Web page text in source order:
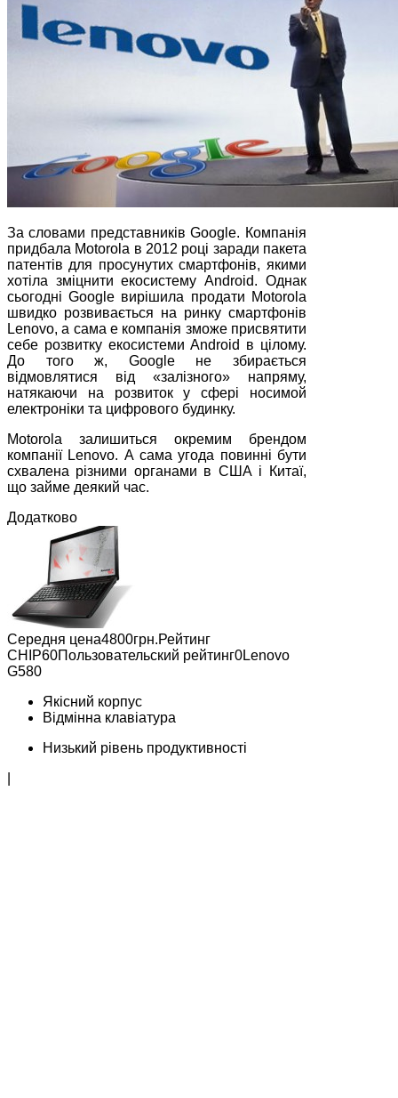
За словами представників Google. Компанія
придбала Motorola в 2012 році заради пакета
патентів для просунутих смартфонів, якими
хотіла зміцнити екосистему Android. Однак
сьогодні Google вирішила продати Motorola
швидко розвивається на ринку смартфонів
Lenovo, а сама е компанія зможе присвятити
себе розвитку екосистеми Android в цілому.
До того ж, Google не збирається
відмовлятися від «залізного» напряму,
натякаючи на розвиток у сфері носимой
електроніки та цифрового будинку.
Motorola залишиться окремим брендом
компанії Lenovo. А сама угода повинні бути
схвалена різними органами в США і Китаї,
що займе деякий час.
Додатково
Середня цена4800грн.Рейтинг
СНІР60Пользовательский рейтинг0Lenovo
G580
Якісний корпус
Відмінна клавіатура
Низький рівень продуктивності